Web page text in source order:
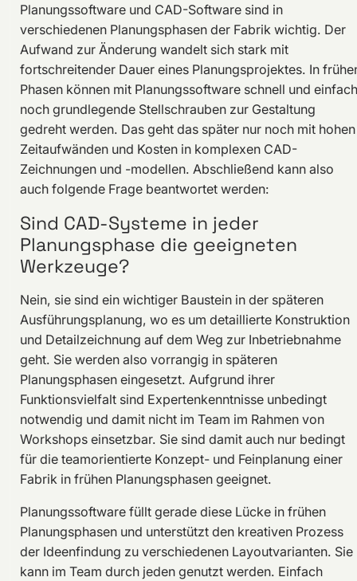
Planungssoftware und CAD-Software sind in
verschiedenen Planungsphasen der Fabrik wichtig. Der
Aufwand zur Änderung wandelt sich stark mit
fortschreitender Dauer eines Planungsprojektes. In
Phasen können mit Planungssoftware schnell und einfach
noch grundlegende Stellschrauben zur Gestaltung
gedreht werden. Das geht das später nur noch mit hohen
Zeitaufwänden und Kosten in komplexen CAD-
Zeichnungen und -modellen. Abschließend kann also
auch folgende Frage beantwortet werden:
Sind CAD-Systeme in jeder
Planungsphase die geeigneten
Werkzeuge?
Nein, sie sind ein wichtiger Baustein in der späteren
Ausführungsplanung, wo es um detaillierte Konstruktion
und Detailzeichnung auf dem Weg zur Inbetriebnahme
geht. Sie werden also vorrangig in späteren
Planungsphasen eingesetzt. Aufgrund ihrer
Funktionsvielfalt sind Expertenkenntnisse unbedingt
notwendig und damit nicht im Team im Rahmen von
Workshops einsetzbar. Sie sind damit auch nur bedingt
für die teamorientierte Konzept- und Feinplanung einer
Fabrik in frühen Planungsphasen geeignet.
Planungssoftware füllt gerade diese Lücke in frühen
Planungsphasen und unterstützt den kreativen Prozess
der Ideenfindung zu verschiedenen Layoutvarianten. Sie
kann im Team durch jeden genutzt werden. Einfach